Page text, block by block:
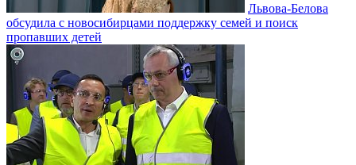
Львова-Белова
обсудила с новосибирцами поддержку семей и поиск
пропавших детей